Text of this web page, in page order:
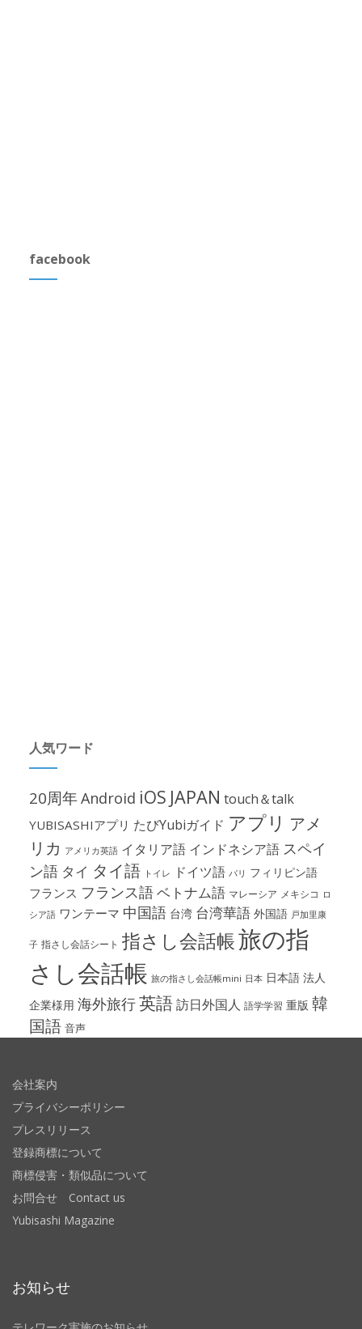
facebook
人気ワード
20周年Android iOS JAPAN touch＆talk
YUBISASHIアプリ たびYubiガイド アプリ アメ
リカ アメリカ英語 イタリア語 インドネシア語 スペイ
ン語 タイ タイ語 トイレ ドイツ語 パリ フィリピン語
フランス フランス語ベトナム語 マレーシア メキシコ ロ
シア語 ワンテーマ 中国語 台湾 台湾華語 外国語 戸加里康
子 指さし会話シート 指さし会話帳旅の指
さし会話帳 旅の指さし会話帳mini 日本 日本語 法人
企業様用 海外旅行英語訪日外国人 語学学習 重版 韓
国語 音声
会社案内
プライバシーポリシー
プレスリリース
登録商標について
商標侵害・類似品について
お問合せ Contact us
Yubisashi Magazine
お知らせ